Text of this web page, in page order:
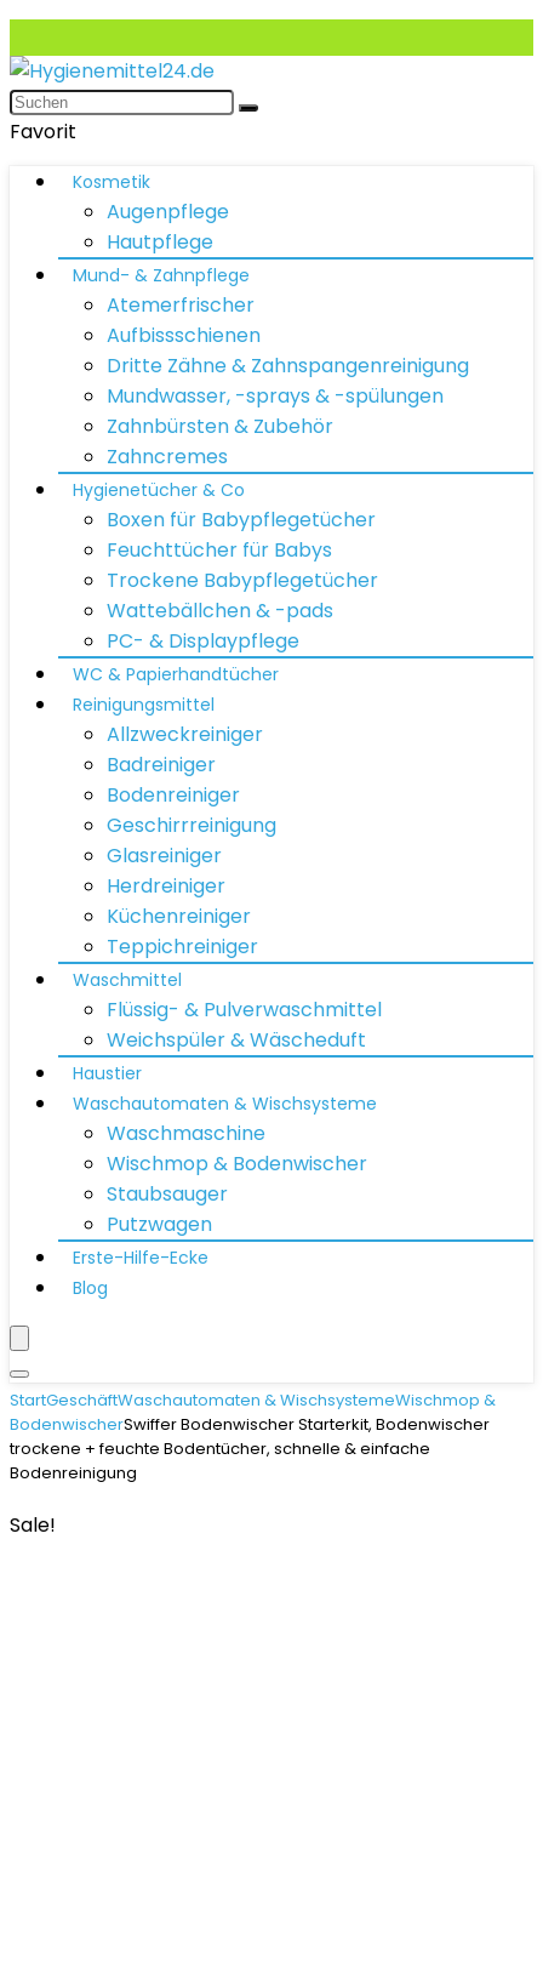
Favorit
Kosmetik
Augenpflege
Hautpflege
Mund- & Zahnpflege
Atemerfrischer
Aufbissschienen
Dritte Zähne & Zahnspangenreinigung
Mundwasser, -sprays & -spülungen
Zahnbürsten & Zubehör
Zahncremes
Hygienetücher & Co
Boxen für Babypflegetücher
Feuchttücher für Babys
Trockene Babypflegetücher
Wattebällchen & -pads
PC- & Displaypflege
WC & Papierhandtücher
Reinigungsmittel
Allzweckreiniger
Badreiniger
Bodenreiniger
Geschirrreinigung
Glasreiniger
Herdreiniger
Küchenreiniger
Teppichreiniger
Waschmittel
Flüssig- & Pulverwaschmittel
Weichspüler & Wäscheduft
Haustier
Waschautomaten & Wischsysteme
Waschmaschine
Wischmop & Bodenwischer
Staubsauger
Putzwagen
Erste-Hilfe-Ecke
Blog
StartGeschäftWaschautomaten & WischsystemeWischmop &
BodenwischerSwiffer Bodenwischer Starterkit, Bodenwischer
trockene + feuchte Bodentücher, schnelle & einfache
Bodenreinigung
Sale!